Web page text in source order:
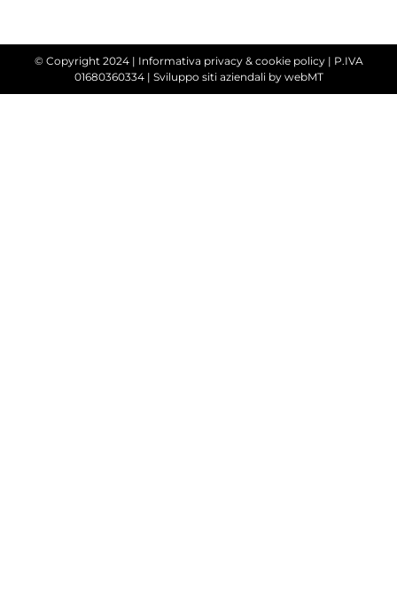
© Copyright 2024 | Informativa privacy & cookie policy| P.IVA
01680360334 | Sviluppo siti aziendaliby webMT